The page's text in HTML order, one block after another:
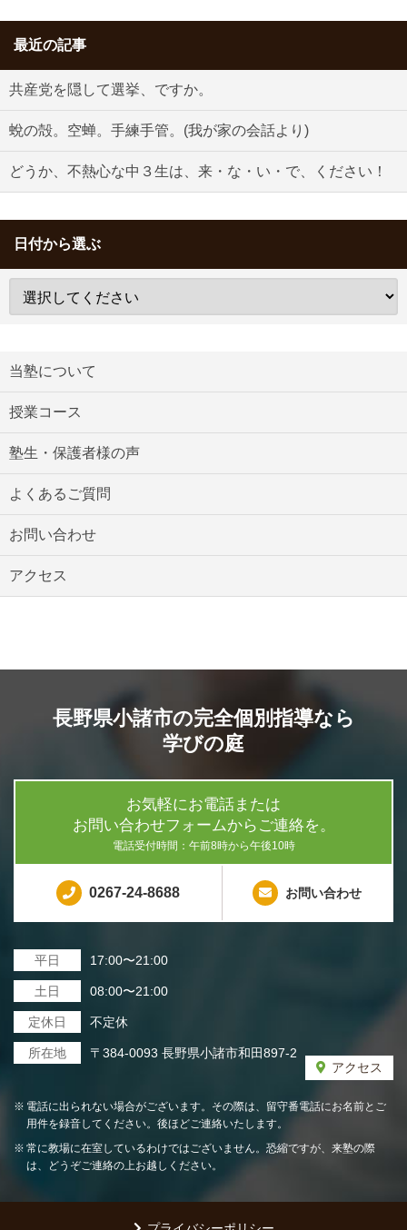
最近の記事
共産党を隠して選挙、ですか。
蛻の殻。空蝉。手練手管。(我が家の会話より)
どうか、不熱心な中３生は、来・な・い・で、ください！
日付から選ぶ
当塾について
授業コース
塾生・保護者様の声
よくあるご質問
お問い合わせ
アクセス
長野県小諸市の完全個別指導なら
学びの庭
お気軽にお電話または
お問い合わせフォームからご連絡を。
電話受付時間：午前8時から午後10時
0267-24-8688 お問い合わせ
平日 17:00〜21:00
土日 08:00〜21:00
定休日 不定休
所在地
〒384-0093 長野県小諸市和田897-2
アクセス
電話に出られない場合がございます。その際は、留守番電話にお名前とご
用件を録音してください。後ほどご連絡いたします。
常に教場に在室しているわけではございません。恐縮ですが、来塾の際
は、どうぞご連絡の上お越しください。